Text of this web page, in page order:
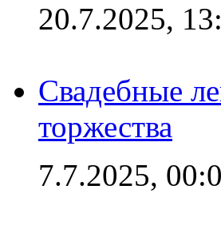
20.7.2025,
Свадебные
торжества
7.7.2025,